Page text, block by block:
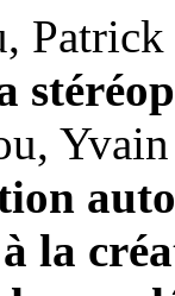
Patrick
la